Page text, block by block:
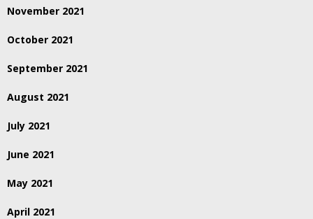
November 2021
October 2021
September 2021
August 2021
July 2021
June 2021
May 2021
April 2021